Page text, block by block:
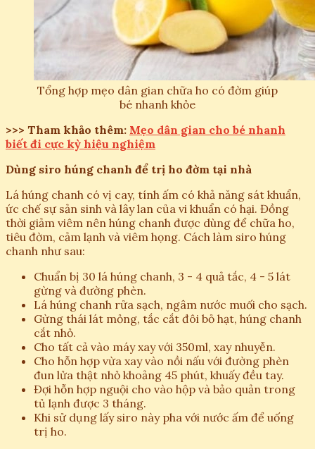
Tổng hợp mẹo dân gian chữa ho có đờm giúp
bé nhanh khỏe
>>> Tham khảo thêm: Mẹo dân gian cho bé nhanh
biết đi cực kỳ hiệu nghiệm
Dùng siro húng chanh để trị ho đờm tại nhà
Lá húng chanh có vị cay, tính ấm có khả năng sát khuẩn,
ức chế sự sản sinh và lây lan của vi khuẩn có hại. Đồng
thời giảm viêm nên húng chanh được dùng để chữa ho,
tiêu đờm, cảm lạnh và viêm họng. Cách làm siro húng
chanh như sau:
Chuẩn bị 30 lá húng chanh, 3 - 4 quả tắc, 4 - 5 lát
gừng và đường phèn.
Lá húng chanh rửa sạch, ngâm nước muối cho sạch.
Gừng thái lát mỏng, tắc cắt đôi bỏ hạt, húng chanh
cắt nhỏ.
Cho tất cả vào máy xay với 350ml, xay nhuyễn.
Cho hỗn hợp vừa xay vào nồi nấu với đường phèn
đun lửa thật nhỏ khoảng 45 phút, khuấy đều tay.
Đợi hỗn hợp nguội cho vào hộp và bảo quản trong
tủ lạnh được 3 tháng.
Khi sử dụng lấy siro này pha với nước ấm để uống
trị ho.